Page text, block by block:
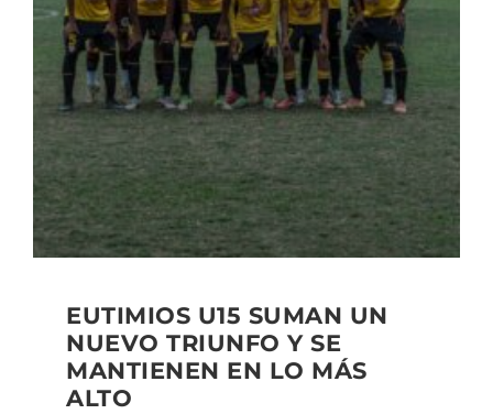
EUTIMIOS U15 SUMAN UN
NUEVO TRIUNFO Y SE
MANTIENEN EN LO MÁS
ALTO